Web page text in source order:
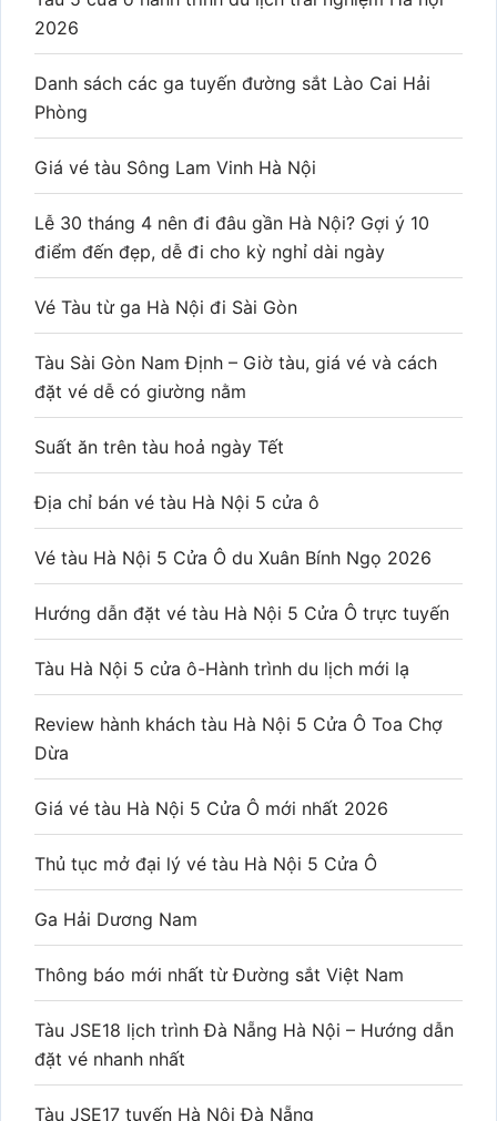
2026
Danh sách các ga tuyến đường sắt Lào Cai Hải
Phòng
Giá vé tàu Sông Lam Vinh Hà Nội
Lễ 30 tháng 4 nên đi đâu gần Hà Nội? Gợi ý 10
điểm đến đẹp, dễ đi cho kỳ nghỉ dài ngày
Vé Tàu từ ga Hà Nội đi Sài Gòn
Tàu Sài Gòn Nam Định – Giờ tàu, giá vé và cách
đặt vé dễ có giường nằm
Suất ăn trên tàu hoả ngày Tết
Địa chỉ bán vé tàu Hà Nội 5 cửa ô
Vé tàu Hà Nội 5 Cửa Ô du Xuân Bính Ngọ 2026
Hướng dẫn đặt vé tàu Hà Nội 5 Cửa Ô trực tuyến
Tàu Hà Nội 5 cửa ô-Hành trình du lịch mới lạ
Review hành khách tàu Hà Nội 5 Cửa Ô Toa Chợ
Dừa
Giá vé tàu Hà Nội 5 Cửa Ô mới nhất 2026
Thủ tục mở đại lý vé tàu Hà Nội 5 Cửa Ô
Ga Hải Dương Nam
Thông báo mới nhất từ Đường sắt Việt Nam
Tàu JSE18 lịch trình Đà Nẵng Hà Nội – Hướng dẫn
đặt vé nhanh nhất
Tàu JSE17 tuyến Hà Nội Đà Nẵng